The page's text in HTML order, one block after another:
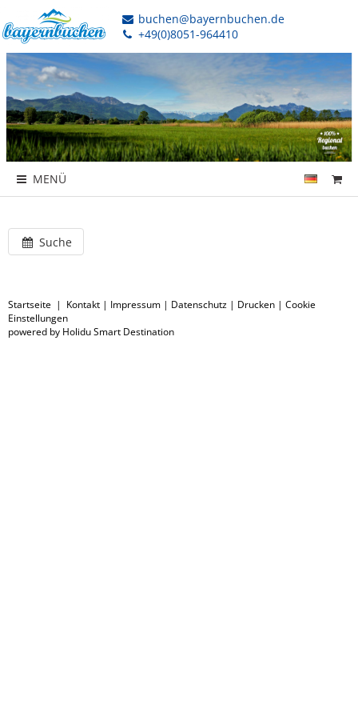
buchen@bayernbuchen.de
+49(0)8051-964410
MENÜ
Suche
Startseite | Kontakt | Impressum | Datenschutz | Drucken | Cookie
Einstellungen
powered by Holidu Smart Destination